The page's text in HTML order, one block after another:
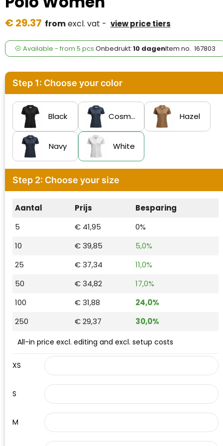
Fresh 'n Rebel
GolfOriginals
James Harvest
Kingcap
Mepal
Moleskine
MyKit
Ocean Bottle
Parker
Waterman
€ 29.37 fromexcl. vat - view price tiers
Available - from 5 pcs.Onbedrukt:10 dagenItem no. 167803
Step 1: Choose your color
Black Cosmos Hazel
Navy White
Step 2: Choose your size
Aantal Prijs
Besparing
5
€ 41,95
0%
10
€ 39,85
5,0%
25
€ 37,34
11,0%
50
€ 34,82
17,0%
100
€ 31,88
24,0%
250
€ 29,37 30,0%
XS
S
M
All-in price excl. editing and excl. setup costs